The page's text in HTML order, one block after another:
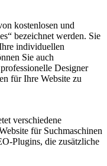
kostenlosen und
bezeichnet werden. Sie
individuellen
Sie auch
Designer
für Ihre Website zu
verschiedene
für Suchmaschinen
Plugins, die zusätzliche